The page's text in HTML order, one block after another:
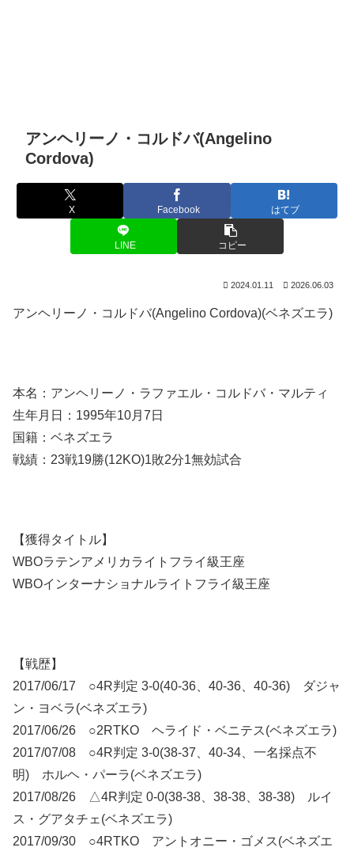
アンヘリーノ・コルドバ(Angelino
Cordova)
X Facebook はてブ
LINE コピー
2024.01.11 2026.06.03
アンヘリーノ・コルドバ(Angelino Cordova)(ベネズエラ)
本名：アンヘリーノ・ラファエル・コルドバ・マルティ
生年月日：1995年10月7日
国籍：ベネズエラ
戦績：23戦19勝(12KO)1敗2分1無効試合
【獲得タイトル】
WBOラテンアメリカライトフライ級王座
WBOインターナショナルライトフライ級王座
【戦歴】
2017/06/17 ○4R判定 3-0(40-36、40-36、40-36) ダジャ
ン・ヨベラ(ベネズエラ)
2017/06/26 ○2RTKO ヘライド・ベニテス(ベネズエラ)
2017/07/08 ○4R判定 3-0(38-37、40-34、一名採点不
明) ホルヘ・パーラ(ベネズエラ)
2017/08/26 △4R判定 0-0(38-38、38-38、38-38) ルイ
ス・グアタチェ(ベネズエラ)
2017/09/30 ○4RTKO アントオニー・ゴメス(ベネズエ